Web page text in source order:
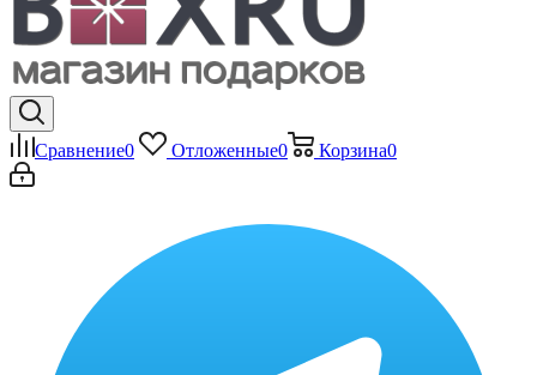
Сравнение0 Отложенные0 Корзина0